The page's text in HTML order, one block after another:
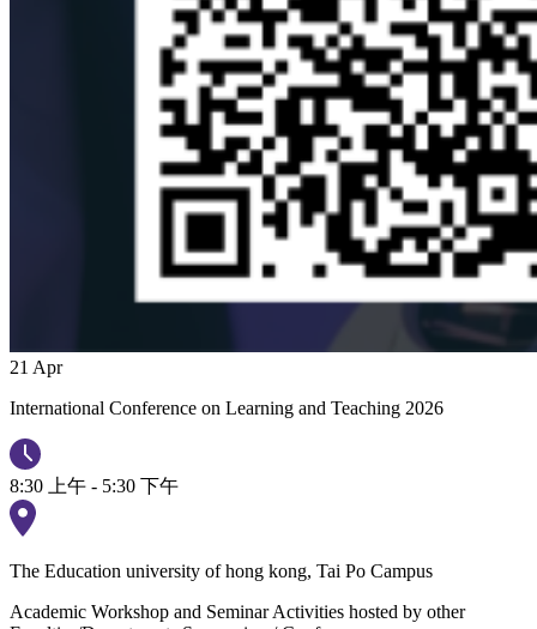
21 Apr
International Conference on Learning and Teaching 2026
8:30 上午 - 5:30 下午
The Education university of hong kong, Tai Po Campus
Academic Workshop and Seminar Activities hosted by other